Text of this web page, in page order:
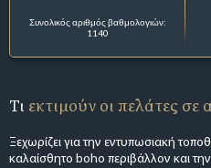
Συνολικός αριθμός βαθμολογιών:
1140
Τι εκτιμούν οι πελάτες σε
Ξεχωρίζει για την εντυπωσιακή
καλαίσθητο boho περιβάλλον και